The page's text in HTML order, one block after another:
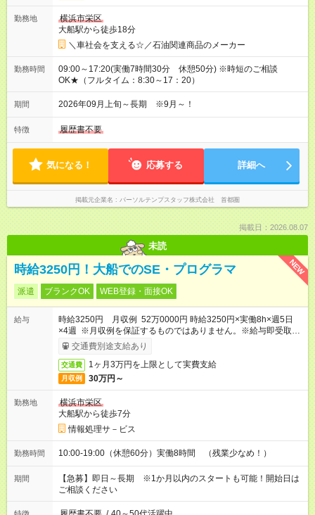
勤務地
横浜市栄区
大船駅から徒歩18分
＼車社会を支える☆／石油関連商品のメーカー
勤務時間
09:00～17:20(実働7時間30分 休憩50分) ※時短のご相談
OK★（フルタイム：8:30～17：20）
期間 2026年09月上旬～長期 ※9月～！
特徴 履歴書不要
気になる！ 応募する 詳細へ
掲載元企業名 パーソルテンプスタッフ株式会社 首都圏
掲載日：2026.08.07
未読
NEW
時給3250円！大船でのSE・プログラマ
派遣 ブランクOK WEB登録・面接OK
給与
時給3250円 月収例 52万0000円 時給3250円×実働8h×週5日
×4週 ※月収例を保証するものではありません。※給与即受取り
サービス利用可（利用条件有）
交通費別途支給あり
交通費 1ヶ月3万円を上限として実費支給
月収例 30万円～
勤務地
横浜市栄区
大船駅から徒歩7分
情報処理サ－ビス
勤務時間 10:00-19:00（休憩60分）実働8時間 （残業少なめ！）
期間
【急募】即日～長期 ※1か月以内のスタートも可能！開始日は
ご相談ください